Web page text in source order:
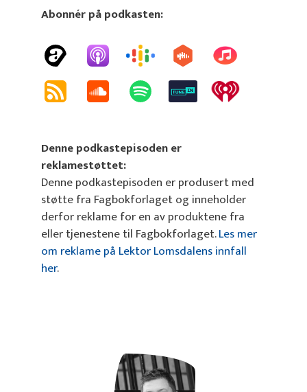
Abonnér på podkasten:
Denne podkastepisoden er
reklamestøttet:
Denne podkastepisoden er produsert med
støtte fra Fagbokforlaget og inneholder
derfor reklame for en av produktene fra
eller tjenestene til Fagbokforlaget.Les mer
om reklame på Lektor Lomsdalens innfall
her.